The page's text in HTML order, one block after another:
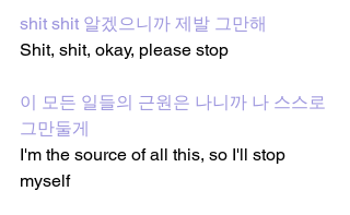
shit shit 알겠으니까 제발 그만해
Shit, shit, okay, please stop
이 모든 일들의 근원은 나니까 나 스스로
그만둘게
I'm the source of all this, so I'll stop
myself